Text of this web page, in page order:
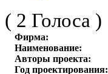
( 2 Голоса )
Фирма:
Наименование:
Авторы проекта:
Год проектирования: